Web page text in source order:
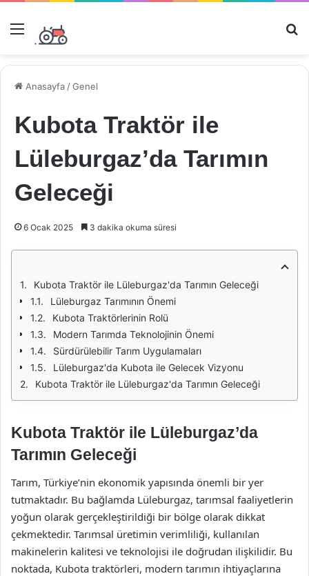
Menü
Anasayfa /Genel
Kubota Traktör ile
Lüleburgaz’da Tarımın
Geleceği
6 Ocak 2025 3 dakika okuma süresi
Kubota Traktör ile Lüleburgaz'da Tarımın Geleceği
Lüleburgaz Tarımının Önemi
Kubota Traktörlerinin Rolü
Modern Tarımda Teknolojinin Önemi
Sürdürülebilir Tarım Uygulamaları
Lüleburgaz'da Kubota ile Gelecek Vizyonu
Kubota Traktör ile Lüleburgaz'da Tarımın Geleceği
Kubota Traktör ile Lüleburgaz’da
Tarımın Geleceği
Tarım, Türkiye’nin ekonomik yapısında önemli bir yer
tutmaktadır. Bu bağlamda Lüleburgaz, tarımsal faaliyetlerin
yoğun olarak gerçekleştirildiği bir bölge olarak dikkat
çekmektedir. Tarımsal üretimin verimliliği, kullanılan
makinelerin kalitesi ve teknolojisi ile doğrudan ilişkilidir. Bu
noktada, Kubota traktörleri, modern tarımın ihtiyaçlarına